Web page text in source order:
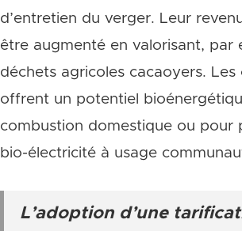
d’entretien du verger. Leur
être augmenté en valorisant, par
déchets agricoles cacaoyers. Les
offrent un potentiel
combustion domestique ou pour
bio-électricité à usage
L’adoption d’une